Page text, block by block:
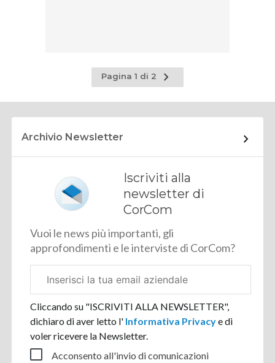
Pagina 1 di 2
Pagina
successiva
Archivio Newsletter
Iscriviti alla
newsletter di
CorCom
Vuoi le news più importanti, gli
approfondimenti e le interviste di CorCom?
aziendale
Cliccando su "ISCRIVITI ALLA NEWSLETTER",
dichiaro di aver letto l' Informativa Privacye di
voler ricevere la Newsletter.
Acconsento all'invio di comunicazioni